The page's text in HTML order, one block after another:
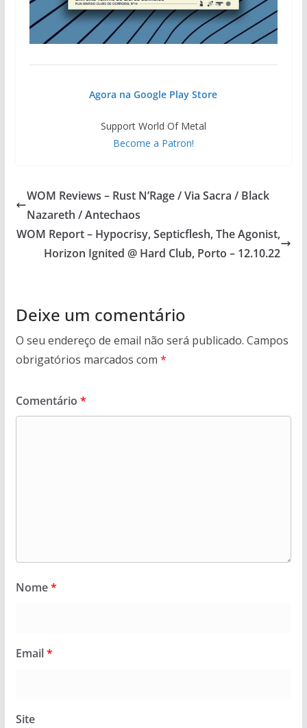
Agora na Google Play Store
Support World Of Metal
Become a Patron!
WOM Reviews – Rust N’Rage / Via Sacra / Black
Nazareth / Antechaos
WOM Report – Hypocrisy, Septicflesh, The Agonist,
Horizon Ignited @ Hard Club, Porto – 12.10.22
Deixe um comentário
O seu endereço de email não será publicado. Campos
obrigatórios marcados com *
Comentário *
Nome*
Email*
Site